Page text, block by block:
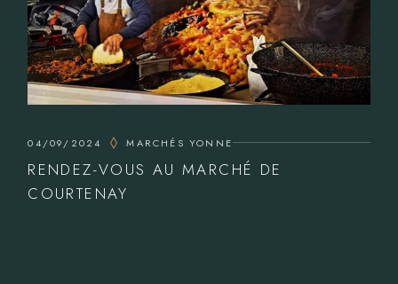
04/09/2024 MARCHÉS YONNE
RENDEZ-VOUS AU MARCHÉ DE
COURTENAY